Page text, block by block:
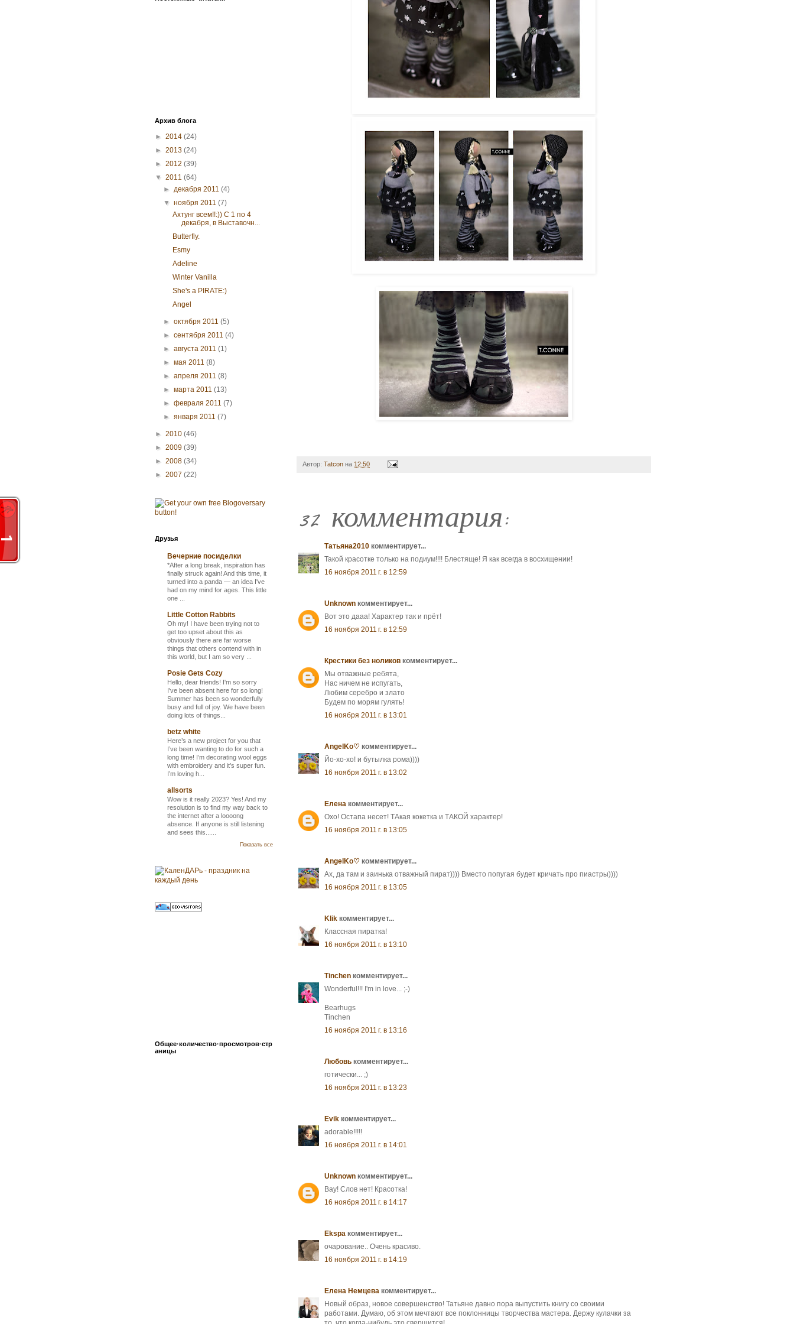
Автор: Tatcon на 12:50
32 комментария:
Татьяна2010 комментирует...
Такой красотке только на подиум!!!! Блестяще! Я как всегда в восхищении!
16 ноября 2011 г. в 12:59
Unknown комментирует...
Вот это дааа! Характер так и прёт!
16 ноября 2011 г. в 12:59
Крестики без ноликов комментирует...
Мы отважные ребята,
Нас ничем не испугать,
Любим серебро и злато
Будем по морям гулять!
16 ноября 2011 г. в 13:01
AngelKo♡ комментирует...
Йо-хо-хо! и бутылка рома))))
16 ноября 2011 г. в 13:02
Елена комментирует...
Охо! Остапа несет! ТАкая кокетка и ТАКОЙ характер!
16 ноября 2011 г. в 13:05
AngelKo♡ комментирует...
Ах, да там и заинька отважный пират)))) Вместо попугая будет кричать про пиастры))))
16 ноября 2011 г. в 13:05
Klik комментирует...
Классная пиратка!
16 ноября 2011 г. в 13:10
Tinchen комментирует...
Wonderful!!! I'm in love... ;-)
Bearhugs
Tinchen
16 ноября 2011 г. в 13:16
Любовь комментирует...
готически... ;)
16 ноября 2011 г. в 13:23
Evik комментирует...
adorable!!!!!
16 ноября 2011 г. в 14:01
Unknown комментирует...
Вау! Слов нет! Красотка!
16 ноября 2011 г. в 14:17
Ekspa комментирует...
очарование.. Очень красиво.
16 ноября 2011 г. в 14:19
Елена Немцева комментирует...
Новый образ, новое совершенство! Татьяне давно пора выпустить книгу со своими
работами. Думаю, об этом мечтают все поклонницы творчества мастера. Держу кулачки за
Архив блога
► 2014 (24)
► 2013 (24)
► 2012 (39)
▼ 2011 (64)
►декабря 2011(4)
▼ноября 2011(7)
Ахтунг всем!!:)) С 1 по 4
декабря, в Выставочн...
Butterfly.
Esmy
Adeline
Winter Vanilla
She's a PIRATE:)
Angel
►октября 2011(5)
►сентября 2011(4)
►августа 2011(1)
►мая 2011(8)
►апреля 2011(8)
►марта 2011(13)
►февраля 2011(7)
►января 2011(7)
► 2010 (46)
► 2009 (39)
► 2008 (34)
► 2007 (22)
Друзья
Вечерние посиделки
*After a long break, inspiration has
finally struck again! And this time, it
turned into a panda — an idea I've
had on my mind for ages. This little
one ...
Little Cotton Rabbits
Oh my! I have been trying not to
get too upset about this as
obviously there are far worse
things that others contend with in
this world, but I am so very ...
Posie Gets Cozy
Hello, dear friends! I'm so sorry
I've been absent here for so long!
Summer has been so wonderfully
busy and full of joy. We have been
doing lots of things...
betz white
Here’s a new project for you that
I’ve been wanting to do for such a
long time! I’m decorating wool eggs
with embroidery and it’s super fun.
I’m loving h...
allsorts
Wow is it really 2023? Yes! And my
resolution is to find my way back to
the internet after a loooong
absence. If anyone is still listening
and sees this......
Показать все
Общее·количество·просмотров·стр
аницы